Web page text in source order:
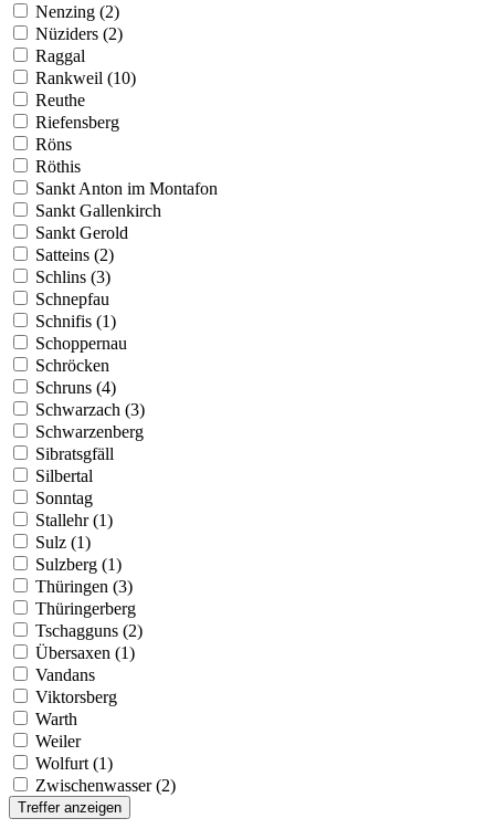
Nenzing (2)
Nüziders (2)
Raggal
Rankweil (10)
Reuthe
Riefensberg
Röns
Röthis
Sankt Anton im Montafon
Sankt Gallenkirch
Sankt Gerold
Satteins (2)
Schlins (3)
Schnepfau
Schnifis (1)
Schoppernau
Schröcken
Schruns (4)
Schwarzach (3)
Schwarzenberg
Sibratsgfäll
Silbertal
Sonntag
Stallehr (1)
Sulz (1)
Sulzberg (1)
Thüringen (3)
Thüringerberg
Tschagguns (2)
Übersaxen (1)
Vandans
Viktorsberg
Warth
Weiler
Wolfurt (1)
Zwischenwasser (2)
Treffer anzeigen